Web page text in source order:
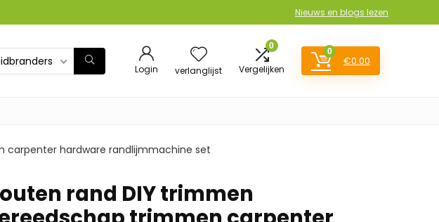
Nieuws en blogs lezen
Login verlanglijst
0
Vergelijken
0
€0.00
carpenter hardware randlijmmachine set
rand DIY trimmen